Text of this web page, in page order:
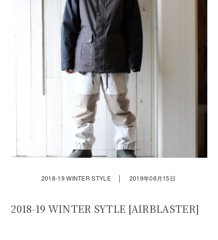
2018-19 WINTER STYLE ｜ 2019年08月15日
2018-19 WINTER SYTLE [AIRBLASTER]